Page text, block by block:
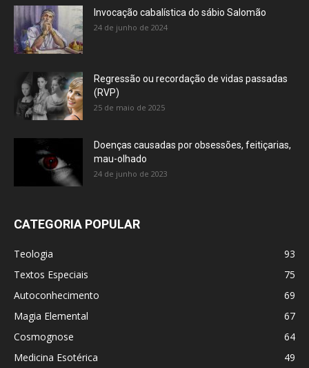
Invocação cabalística do sábio Salomão
24 de junho de 2024
Regressão ou recordação de vidas passadas
(RVP)
25 de maio de 2025
Doenças causadas por obsessões, feitiçarias,
mau-olhado
24 de junho de 2023
CATEGORIA POPULAR
Teologia
93
Textos Especiais
75
Autoconhecimento
69
Magia Elemental
67
Cosmognose
64
Medicina Esotérica
49